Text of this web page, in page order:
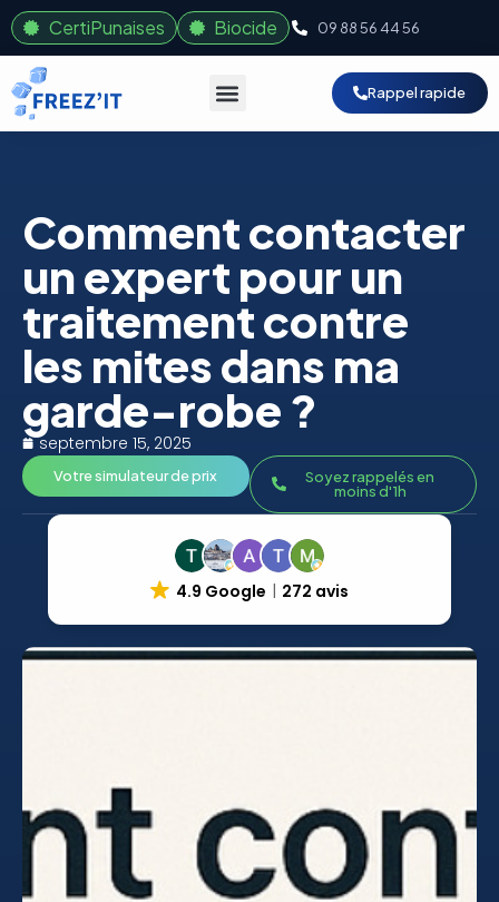
CertiPunaises Biocide 09 88 56 44 56
Rappel rapide
Comment contacter
un expert pour un
traitement contre
les mites dans ma
garde-robe ?
septembre 15, 2025
Votre simulateur de prix
Soyez rappelés en
moins d'1h
4.9 Google 272 avis